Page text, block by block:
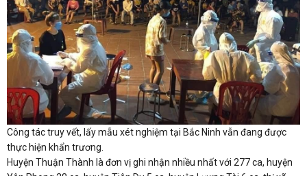
Công tác truy vết, lấy mẫu xét nghiệm tại Bắc Ninh vẫn đang được
thực hiện khẩn trương.
Huyện Thuận Thành là đơn vị ghi nhận nhiều nhất với 277 ca, huyện